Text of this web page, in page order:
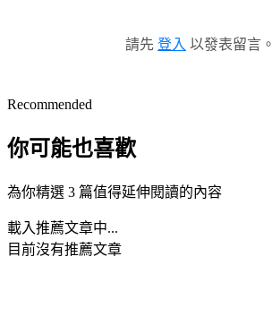
請先 登入 以發表留言。
Recommended
你可能也喜歡
為你精選 3 篇值得延伸閱讀的內容
載入推薦文章中...
目前沒有推薦文章